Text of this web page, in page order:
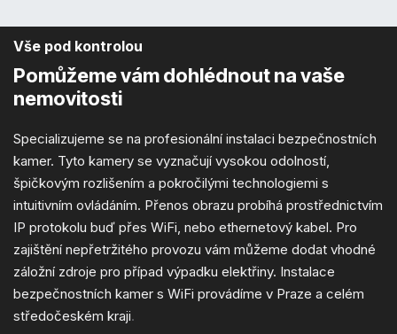
Vše pod kontrolou
Pomůžeme vám dohlédnoutna vaše
nemovitosti
Specializujeme se na profesionální instalaci bezpečnostních
kamer. Tyto kamery se vyznačují vysokou odolností,
špičkovým rozlišením a pokročilými technologiemi s
intuitivním ovládáním. Přenos obrazu probíhá prostřednictvím
IP protokolu buď přes WiFi, nebo ethernetový kabel. Pro
zajištění nepřetržitého provozu vám můžeme dodat vhodné
záložní zdroje pro případ výpadku elektřiny. Instalace
bezpečnostních kamer s WiFi provádíme v Praze a celém
středočeském kraji.